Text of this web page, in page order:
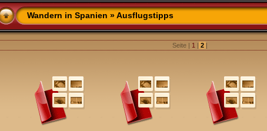
Wandern in Spanien » Ausflugstipps
Seite | 1 | 2 |